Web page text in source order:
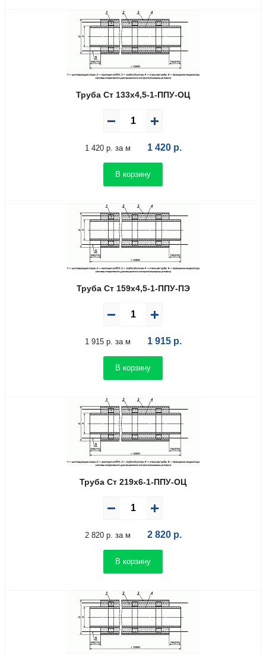
Труба Ст 133х4,5-1-ППУ-ОЦ
1 420 р. за м 1 420р.
В корзину
Труба Ст 159х4,5-1-ППУ-ПЭ
1 915 р. за м 1 915р.
В корзину
Труба Ст 219х6-1-ППУ-ОЦ
2 820 р. за м 2 820р.
В корзину